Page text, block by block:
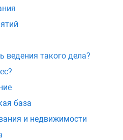
ведения такого дела?
база
и недвижимости